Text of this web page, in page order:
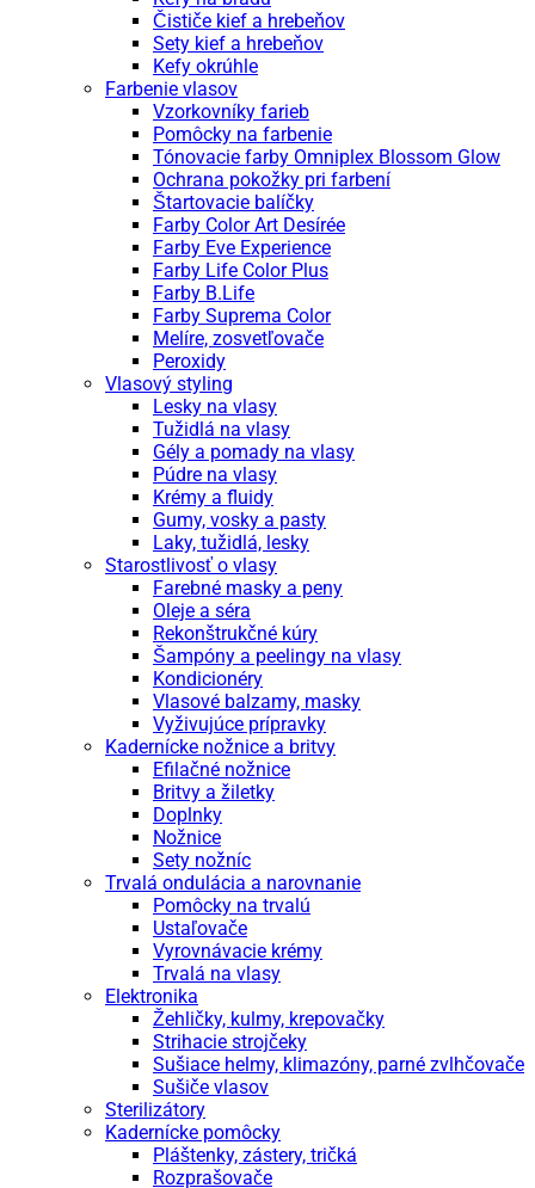
Čističe kief a hrebeňov
Sety kief a hrebeňov
Kefy okrúhle
Farbenie vlasov
Vzorkovníky farieb
Pomôcky na farbenie
Tónovacie farby Omniplex Blossom Glow
Ochrana pokožky pri farbení
Štartovacie balíčky
Farby Color Art Desírée
Farby Eve Experience
Farby Life Color Plus
Farby B.Life
Farby Suprema Color
Melíre, zosvetľovače
Peroxidy
Vlasový styling
Lesky na vlasy
Tužidlá na vlasy
Gély a pomady na vlasy
Púdre na vlasy
Krémy a fluidy
Gumy, vosky a pasty
Laky, tužidlá, lesky
Starostlivosť o vlasy
Farebné masky a peny
Oleje a séra
Rekonštrukčné kúry
Šampóny a peelingy na vlasy
Kondicionéry
Vlasové balzamy, masky
Vyživujúce prípravky
Kadernícke nožnice a britvy
Efilačné nožnice
Britvy a žiletky
Doplnky
Nožnice
Sety nožníc
Trvalá ondulácia a narovnanie
Pomôcky na trvalú
Ustaľovače
Vyrovnávacie krémy
Trvalá na vlasy
Elektronika
Žehličky, kulmy, krepovačky
Strihacie strojčeky
Sušiace helmy, klimazóny, parné zvlhčovače
Sušiče vlasov
Sterilizátory
Kadernícke pomôcky
Pláštenky, zástery, tričká
Rozprašovače